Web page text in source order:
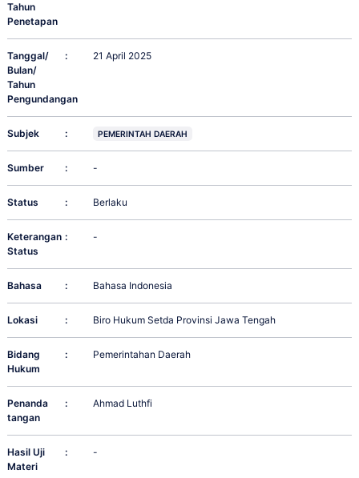
Tahun
Penetapan
Tanggal/
Bulan/
Tahun
Pengundangan
: 21 April 2025
Subjek : PEMERINTAH DAERAH
Sumber : -
Status : Berlaku
Keterangan
Status
: -
Bahasa : Bahasa Indonesia
Lokasi : Biro Hukum Setda Provinsi Jawa Tengah
Bidang
Hukum
: Pemerintahan Daerah
Penanda
tangan
: Ahmad Luthfi
Hasil Uji
Materi
: -